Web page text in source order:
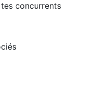
tes concurrents